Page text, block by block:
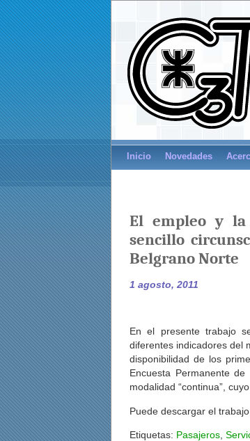
Inicio Novedades
El empleo y la
sencillo
Belgrano Norte
1 agosto, 2011
En el presente trabajo
diferentes indicadores del
disponibilidad de los
Encuesta Permanente
modalidad “continua”,
Puede descargar el trabajo
Etiquetas: Pasajeros